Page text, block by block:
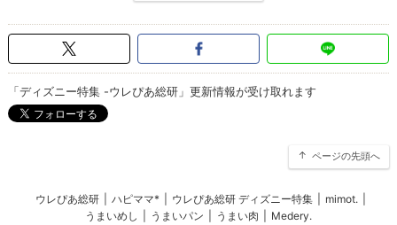
「ディズニー特集 -ウレぴあ総研」更新情報が受け取れます
ページの先頭へ
ウレぴあ総研 ハピママ* ウレぴあ総研 ディズニー特集 mimot.
うまいめし
うまいパン うまい肉 Medery.